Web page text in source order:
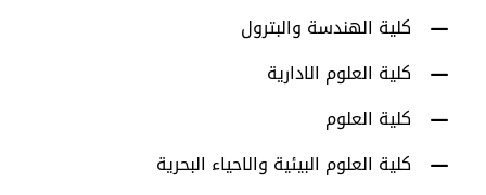
كلية الهندسة والبترول
كلية العلوم الادارية
كلية العلوم
كلية العلوم البيئية والاحياء البحرية